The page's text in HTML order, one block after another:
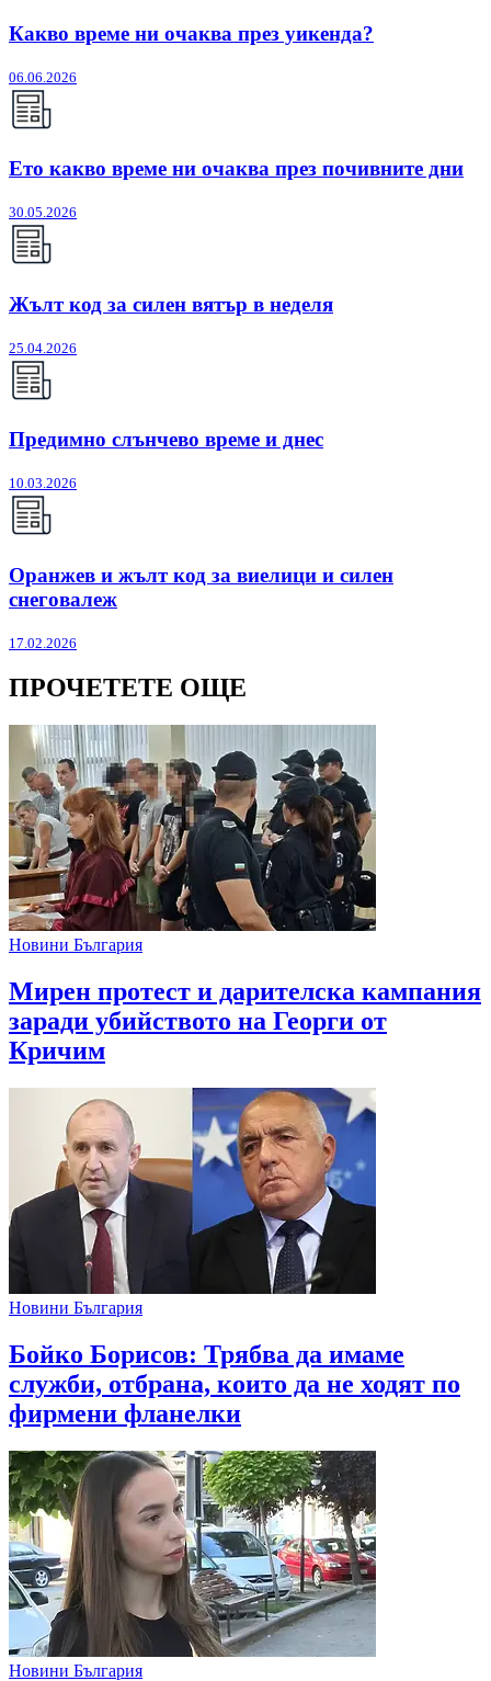
Какво време ни очаква през уикенда?
06.06.2026
Ето какво време ни очаква през почивните дни
30.05.2026
Жълт код за силен вятър в неделя
25.04.2026
Предимно слънчево време и днес
10.03.2026
Оранжев и жълт код за виелици и силен
снеговалеж
17.02.2026
ПРОЧЕТЕТЕ ОЩЕ
Новини България
Мирен протест и дарителска кампания
заради убийството на Георги от
Кричим
Новини България
Бойко Борисов: Трябва да имаме
служби, отбрана, които да не ходят по
фирмени фланелки
Новини България